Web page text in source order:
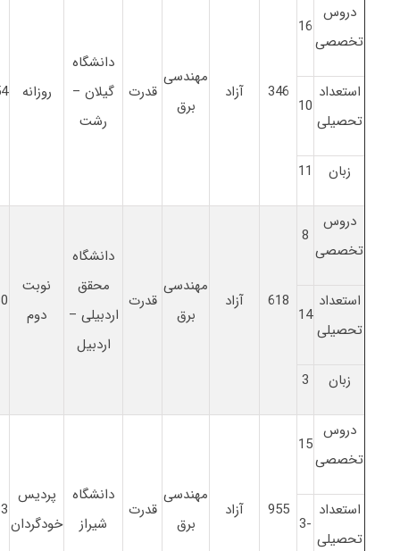
دروس
تخصصی
16
346 آزاد
مهندسی
برق
قدرت
دانشگاه
گیلان –
رشت
روزانه
استعداد
تحصیلی
10
زبان 11
دروس
تخصصی
8
618 آزاد
مهندسی
برق
قدرت
دانشگاه
محقق
اردبیلی –
اردبیل
نوبت
دوم
استعداد
تحصیلی
14
زبان 3
دروس
تخصصی
15
955 آزاد
مهندسی
برق
قدرت
دانشگاه
شیراز
پردیس
خودگردان
استعداد
تحصیلی
-3